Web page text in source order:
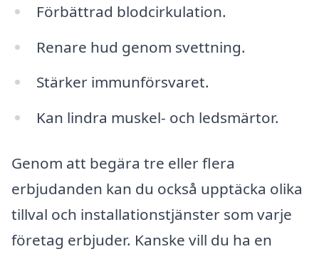
Förbättrad blodcirkulation.
Renare hud genom svettning.
Stärker immunförsvaret.
Kan lindra muskel- och ledsmärtor.
Genom att begära tre eller flera
erbjudanden kan du också upptäcka olika
tillval och installationstjänster som varje
företag erbjuder. Kanske vill du ha en